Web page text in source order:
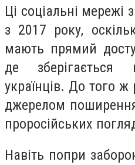
Ці соціальні мережі
з 2017 року,
мають прямий
де
українців. До того ж
джерелом
проросійських
Навіть попри